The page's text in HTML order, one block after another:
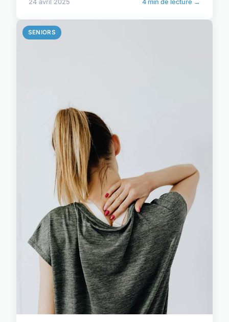
24 avril 2025 4 min de lecture →
SENIORS